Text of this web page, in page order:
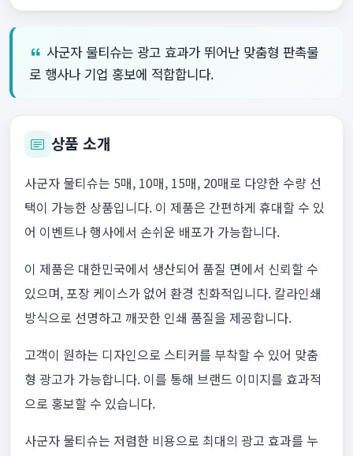
사군자 물티슈는 광고 효과가 뛰어난 맞춤형 판촉물
로 행사나 기업 홍보에 적합합니다.
상품 소개
사군자 물티슈는 5매, 10매, 15매, 20매로 다양한 수량 선
택이 가능한 상품입니다. 이 제품은 간편하게 휴대할 수 있
어 이벤트나 행사에서 손쉬운 배포가 가능합니다.
이 제품은 대한민국에서 생산되어 품질 면에서 신뢰할 수
있으며, 포장 케이스가 없어 환경 친화적입니다. 칼라인쇄
방식으로 선명하고 깨끗한 인쇄 품질을 제공합니다.
고객이 원하는 디자인으로 스티커를 부착할 수 있어 맞춤
형 광고가 가능합니다. 이를 통해 브랜드 이미지를 효과적
으로 홍보할 수 있습니다.
사군자 물티슈는 저렴한 비용으로 최대의 광고 효과를 누